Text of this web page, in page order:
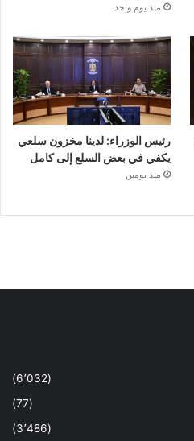
منذ يوم واحد
رئيس الوزراء: لدينا مخزون سلعي
يكفي في بعض السلع إلى كامل
منذ يومين
(6٬032)
(77)
(3٬486)